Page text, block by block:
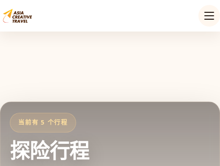
当前有 5 个行程
探险行程